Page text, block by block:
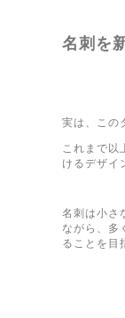
名刺を
実は、この
これまで
けるデザイ
名刺は小さ
ながら、多
ることを目